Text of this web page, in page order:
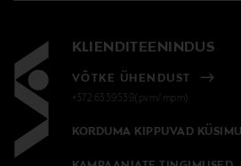
KLIENDITEENINDUS
VÕTKE ÜHENDUST
+372 6339539(pvm/mpm)
KORDUMA KIPPUVAD